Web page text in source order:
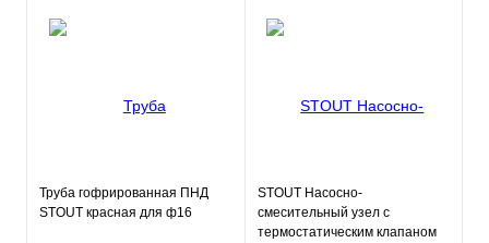
Труба гофрированная ПНД
STOUT красная для ф16
STOUT Насосно-
смесительный узел с
термостатическим клапаном